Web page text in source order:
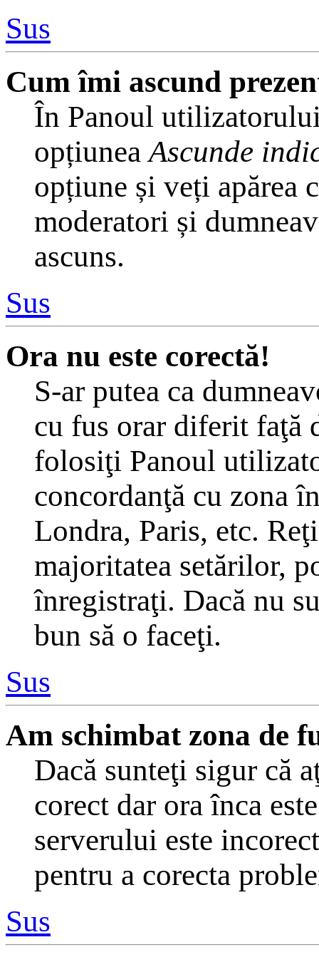
Sus
Cum îmi ascund
În Panoul
opțiuneaAscunde
opțiune și veți apărea
moderatori și
ascuns.
Sus
Ora nu este corectă!
S-ar putea ca
cu fus orar diferit faţă
folosiţi Panoul
concordanţă cu zona
Londra, Paris, etc.
majoritatea setărilor,
înregistraţi. Dacă nu
bun să o faceţi.
Sus
Am schimbat zona de
Dacă sunteţi sigur că
corect dar ora înca
serverului este
pentru a corecta
Sus